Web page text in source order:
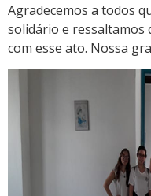
Agradecemos a todos
solidário e ressaltamos
com esse ato. Nossa